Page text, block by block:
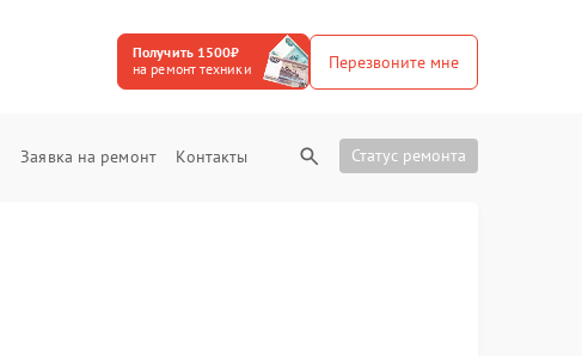
Получить 1500₽
на ремонт техники
Перезвоните мне
Заявка на ремонт Контакты Статус ремонта